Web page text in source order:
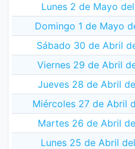
Lunes 2 de Mayo del
Domingo 1 de Mayo
Sábado 30 de Abril
Viernes 29 de Abril
Jueves 28 de Abril
Miércoles 27 de Abril
Martes 26 de Abril
Lunes 25 de Abril